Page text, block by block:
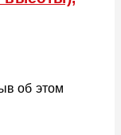
об этом